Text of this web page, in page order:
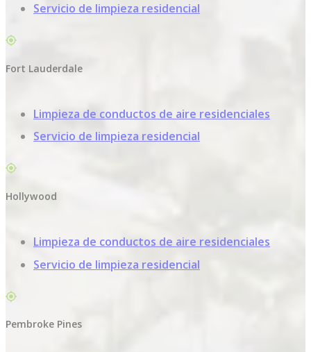
Servicio de limpieza residencial
Fort Lauderdale
Limpieza de conductos de aire residenciales
Servicio de limpieza residencial
Hollywood
Limpieza de conductos de aire residenciales
Servicio de limpieza residencial
Pembroke Pines